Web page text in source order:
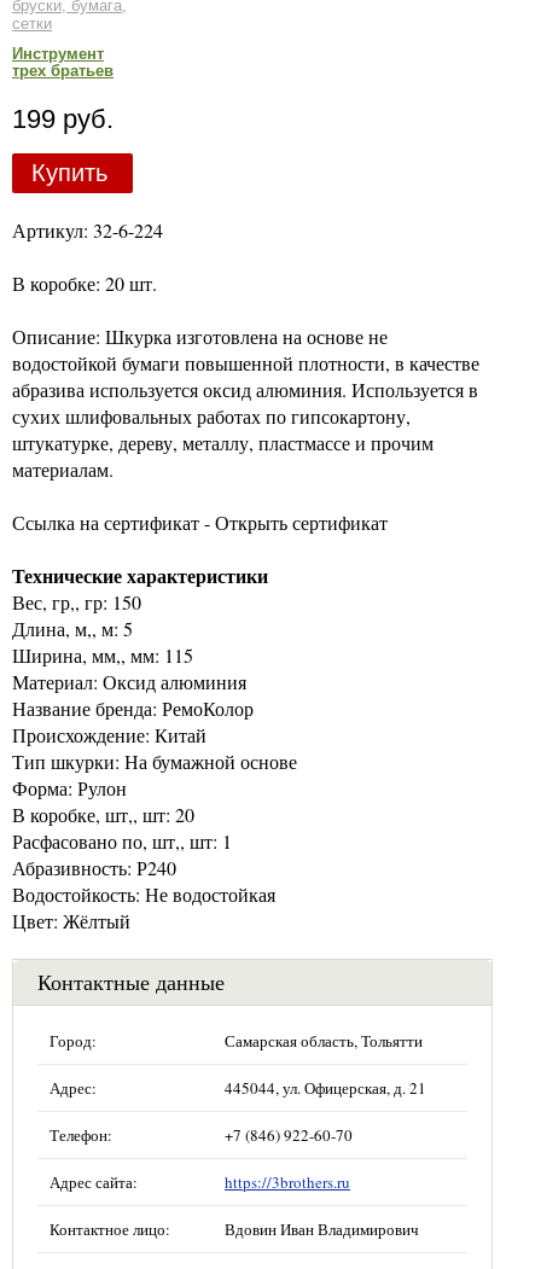
бруски, бумага,
сетки
Инструмент
трех братьев
199 руб.
Купить
Артикул: 32-6-224
В коробке: 20 шт.
Описание: Шкурка изготовлена на основе не
водостойкой бумаги повышенной плотности, в качестве
абразива используется оксид алюминия. Используется в
сухих шлифовальных работах по гипсокартону,
штукатурке, дереву, металлу, пластмассе и прочим
материалам.
Ссылка на сертификат - Открыть сертификат
Технические характеристики
Вес, гр,, гр: 150
Длина, м,, м: 5
Ширина, мм,, мм: 115
Материал: Оксид алюминия
Название бренда: РемоКолор
Происхождение: Китай
Тип шкурки: На бумажной основе
Форма: Рулон
В коробке, шт,, шт: 20
Расфасовано по, шт,, шт: 1
Абразивность: Р240
Водостойкость: Не водостойкая
Цвет: Жёлтый
Контактные данные
Город: Самарская область, Тольятти
Адрес: 445044, ул. Офицерская, д. 21
Телефон: +7 (846) 922-60-70
Адрес сайта: https://3brothers.ru
Контактное лицо: Вдовин Иван Владимирович